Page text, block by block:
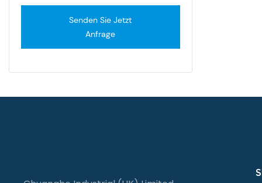
Senden Sie Jetzt
Anfrage